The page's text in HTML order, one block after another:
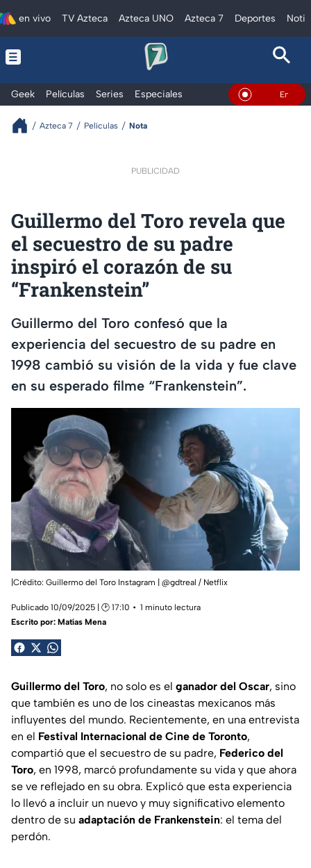
en vivo TV Azteca Azteca UNO Azteca 7 Deportes
Geek Películas Series Especiales En Vivo
Azteca 7 Películas Nota
PUBLICIDAD
Guillermo del Toro revela que
el secuestro de su padre
inspiró el corazón de su
“Frankenstein”
Guillermo del Toro confesó que la
experiencia del secuestro de su padre en
1998 cambió su visión de la vida y fue clave
en su esperado filme “Frankenstein”.
|Crédito: Guillermo del Toro Instagram | @gdtreal / Netflix
Publicado 10/09/2025 | 🕑 17:10
1 minuto lectura
Escrito por: Matías Mena
Guillermo del Toro, no solo es el ganador del Oscar, sino
que también es uno de los cineastas mexicanos más
influyentes del mundo. Recientemente, en una entrevista
en el Festival Internacional de Cine de Toronto,
compartió que el secuestro de su padre, Federico del
Toro, en 1998, marcó profundamente su vida y que ahora
se ve reflejado en su obra. Explicó que esta experiencia
lo llevó a incluir un nuevo y muy significativo elemento
dentro de su adaptación de Frankenstein: el tema del
perdón.